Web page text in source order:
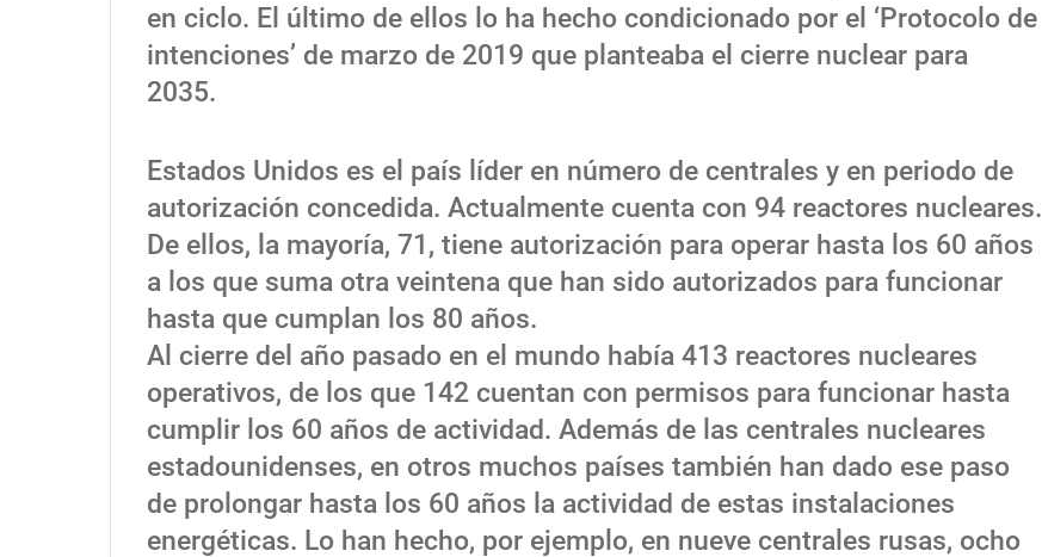
en ciclo. El último de ellos lo ha hecho condicionado por el ‘Protocolo de
intenciones’ de marzo de 2019 que planteaba el cierre nuclear para
2035.
Estados Unidos es el país líder en número de centrales y en periodo de
autorización concedida. Actualmente cuenta con 94 reactores nucleares.
De ellos, la mayoría, 71, tiene autorización para operar hasta los 60 años
a los que suma otra veintena que han sido autorizados para funcionar
hasta que cumplan los 80 años.
Al cierre del año pasado en el mundo había 413 reactores nucleares
operativos, de los que 142 cuentan con permisos para funcionar hasta
cumplir los 60 años de actividad. Además de las centrales nucleares
estadounidenses, en otros muchos países también han dado ese paso
de prolongar hasta los 60 años la actividad de estas instalaciones
energéticas. Lo han hecho, por ejemplo, en nueve centrales rusas, ocho